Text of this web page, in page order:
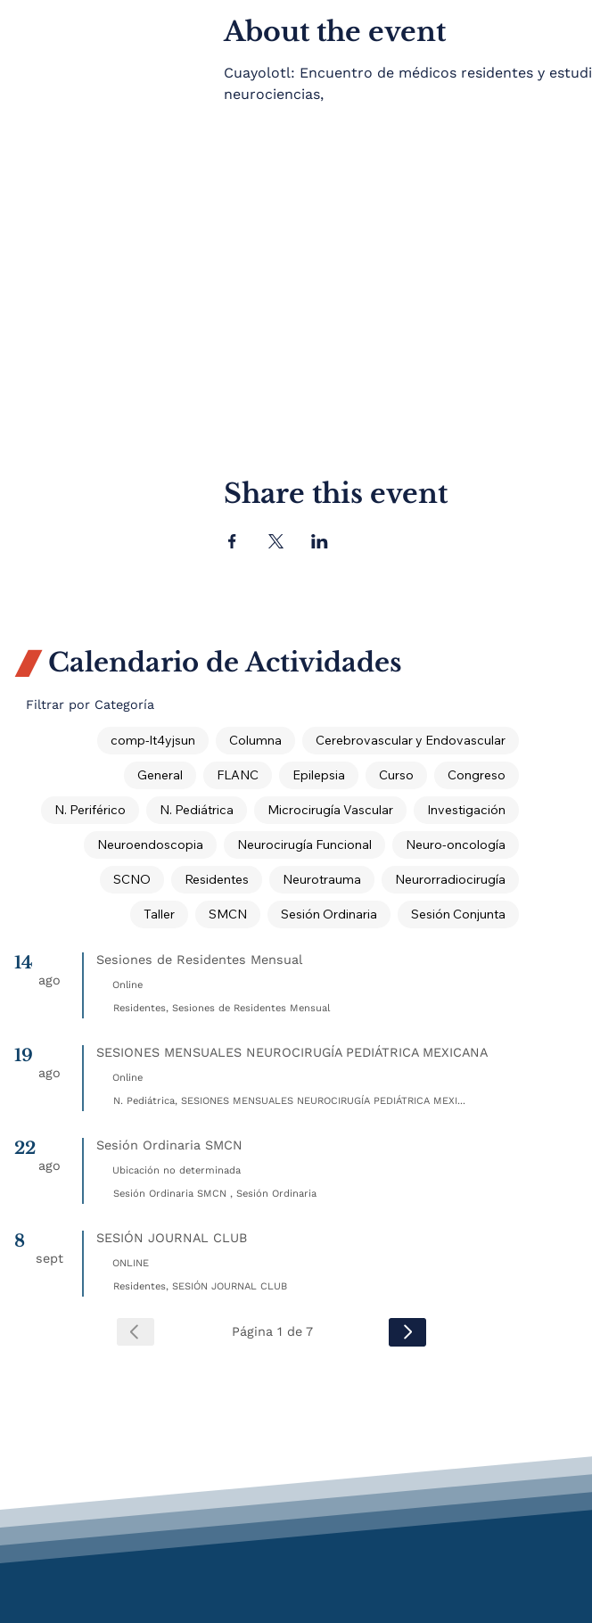
Filtrar por Categoría
Cerebrovascular y Endovascular
Columna
comp-lt4yjsun
Congreso
Curso
Epilepsia
FLANC
General
Investigación
Microcirugía Vascular
N. Pediátrica
N. Periférico
Neuro-oncología
Neurocirugía Funcional
Neuroendoscopia
Neurorradiocirugía
Neurotrauma
Residentes
SCNO
Sesión Conjunta
Sesión Ordinaria
SMCN
Taller
14
ago
Sesiones de Residentes Mensual
Online
Residentes, Sesiones de Residentes Mensual
19
ago
SESIONES MENSUALES NEUROCIRUGÍA PEDIÁTRICA MEXICANA
Online
N. Pediátrica, SESIONES MENSUALES NEUROCIRUGÍA PEDIÁTRICA MEXI...
22
ago
Sesión Ordinaria SMCN
Ubicación no determinada
Sesión Ordinaria SMCN , Sesión Ordinaria
8
sept
SESIÓN JOURNAL CLUB
ONLINE
Residentes, SESIÓN JOURNAL CLUB
Página 1 de 7
 Calendario de Actividades
About the event
Cuayolotl: Encuentro de médicos residentes y
neurociencias,
Share this event